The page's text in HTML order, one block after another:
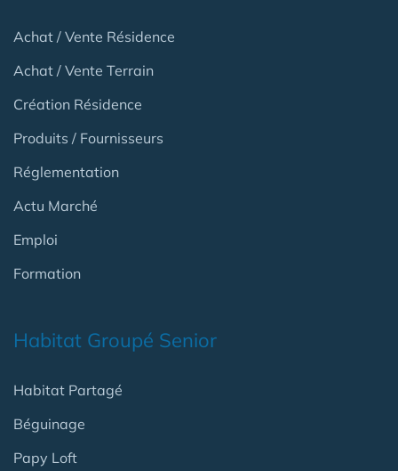
Achat / Vente Résidence
Achat / Vente Terrain
Création Résidence
Produits / Fournisseurs
Réglementation
Actu Marché
Emploi
Formation
Habitat Groupé Senior
Habitat Partagé
Béguinage
Papy Loft